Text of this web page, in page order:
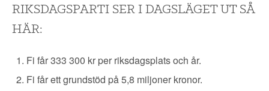
RIKSDAGSPARTI SER I DAGSLÄGET UT SÅ
HÄR:
Fi får 333 300 kr per riksdagsplats och år.
Fi får ett grundstöd på 5,8 miljoner kronor.